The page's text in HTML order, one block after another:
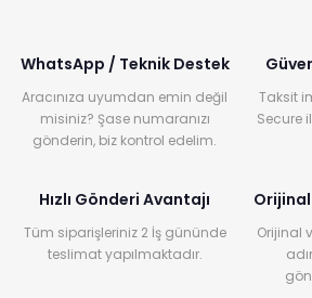
WhatsApp / Teknik Destek
Aracınıza uyumdan emin değil
misiniz? Şase numaranızı
gönderin, biz kontrol edelim.
Taksit
Secure
Hızlı Gönderi Avantajı
Tüm siparişleriniz 2 İş gününde
teslimat yapılmaktadır.
Orijinal